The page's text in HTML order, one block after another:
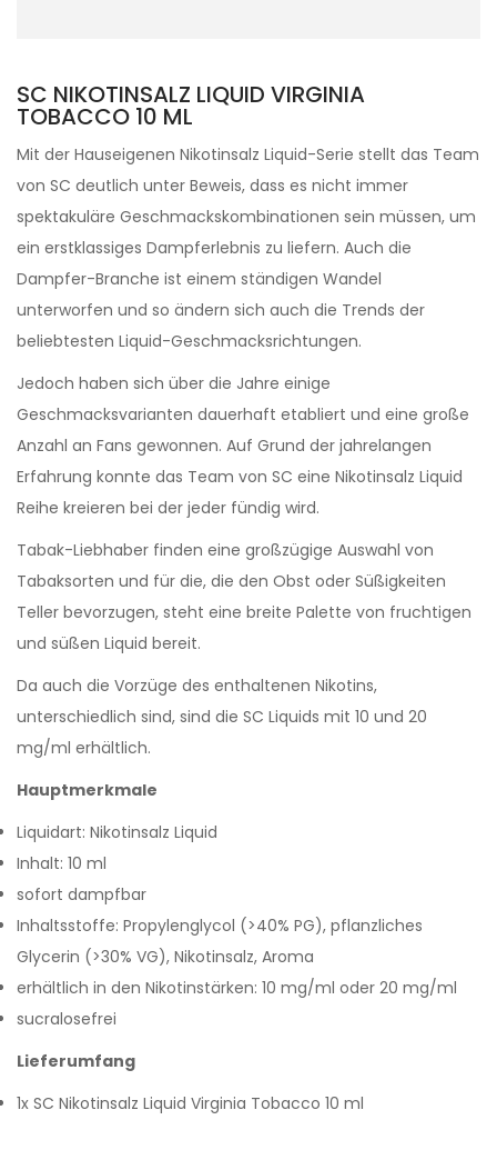
SC NIKOTINSALZ LIQUID VIRGINIA
TOBACCO 10 ML
Mit der Hauseigenen Nikotinsalz Liquid-Serie stellt das Team
von SC deutlich unter Beweis, dass es nicht immer
spektakuläre Geschmackskombinationen sein müssen, um
ein erstklassiges Dampferlebnis zu liefern. Auch die
Dampfer-Branche ist einem ständigen Wandel
unterworfen und so ändern sich auch die Trends der
beliebtesten Liquid-Geschmacksrichtungen.
Jedoch haben sich über die Jahre einige
Geschmacksvarianten dauerhaft etabliert und eine große
Anzahl an Fans gewonnen. Auf Grund der jahrelangen
Erfahrung konnte das Team von SC eine Nikotinsalz Liquid
Reihe kreieren bei der jeder fündig wird.
Tabak-Liebhaber finden eine großzügige Auswahl von
Tabaksorten und für die, die den Obst oder Süßigkeiten
Teller bevorzugen, steht eine breite Palette von fruchtigen
und süßen Liquid bereit.
Da auch die Vorzüge des enthaltenen Nikotins,
unterschiedlich sind, sind die SC Liquids mit 10 und 20
mg/ml erhältlich.
Hauptmerkmale
Liquidart: Nikotinsalz Liquid
Inhalt: 10 ml
sofort dampfbar
Inhaltsstoffe: Propylenglycol (>40% PG), pflanzliches
Glycerin (>30% VG), Nikotinsalz, Aroma
erhältlich in den Nikotinstärken: 10 mg/ml oder 20 mg/ml
sucralosefrei
Lieferumfang
1x SC Nikotinsalz Liquid Virginia Tobacco 10 ml